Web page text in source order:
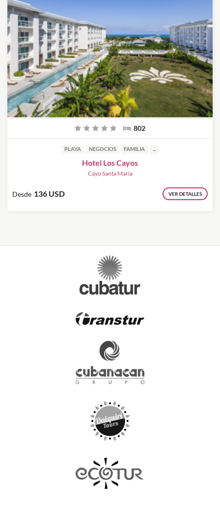
802
PLAYA NEGOCIOS FAMILIA ...
Hotel Los Cayos
Cayo Santa María
Desde 136 USD VER DETALLES